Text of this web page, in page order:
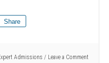
Share
Admissions Leave a Comment